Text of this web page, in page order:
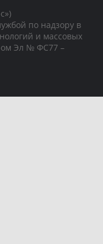
по надзору в
и массовых
Эл № ФС77 –